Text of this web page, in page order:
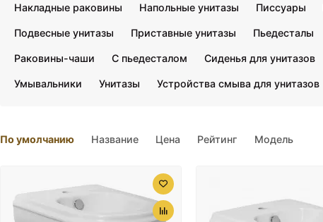
Накладные раковины Напольные унитазы Писсуары
Подвесные унитазы Приставные унитазы Пьедесталы
Раковины-чаши С пьедесталом Сиденья для унитазов
Умывальники Унитазы Устройства смыва для унитазов
По умолчанию Название Цена Рейтинг Модель